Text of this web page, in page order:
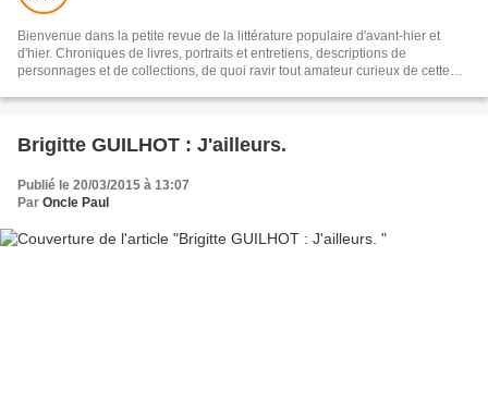
Bienvenue dans la petite revue de la littérature populaire d'avant-hier et
d'hier. Chroniques de livres, portraits et entretiens, descriptions de
personnages et de collections, de quoi ravir tout amateur curieux de cette
Roland Sadaune, artiste peintre, romancier, nouvelliste et cinéphile averti.
Brigitte GUILHOT : J'ailleurs.
Publié le 20/03/2015 à 13:07
Par Oncle Paul